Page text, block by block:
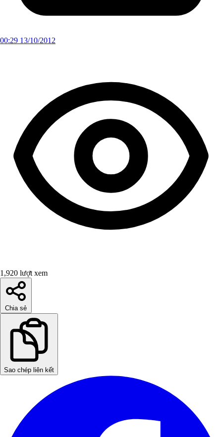
00:29 13/10/2012
1,920 lượt xem
Chia sẻ
Sao chép liên kết